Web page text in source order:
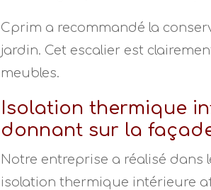
Cprim a recommandé la
jardin. Cet escalier est
meubles.
Isolation thermique
donnant sur la
Notre entreprise a réalisé dans
isolation thermique intérieure